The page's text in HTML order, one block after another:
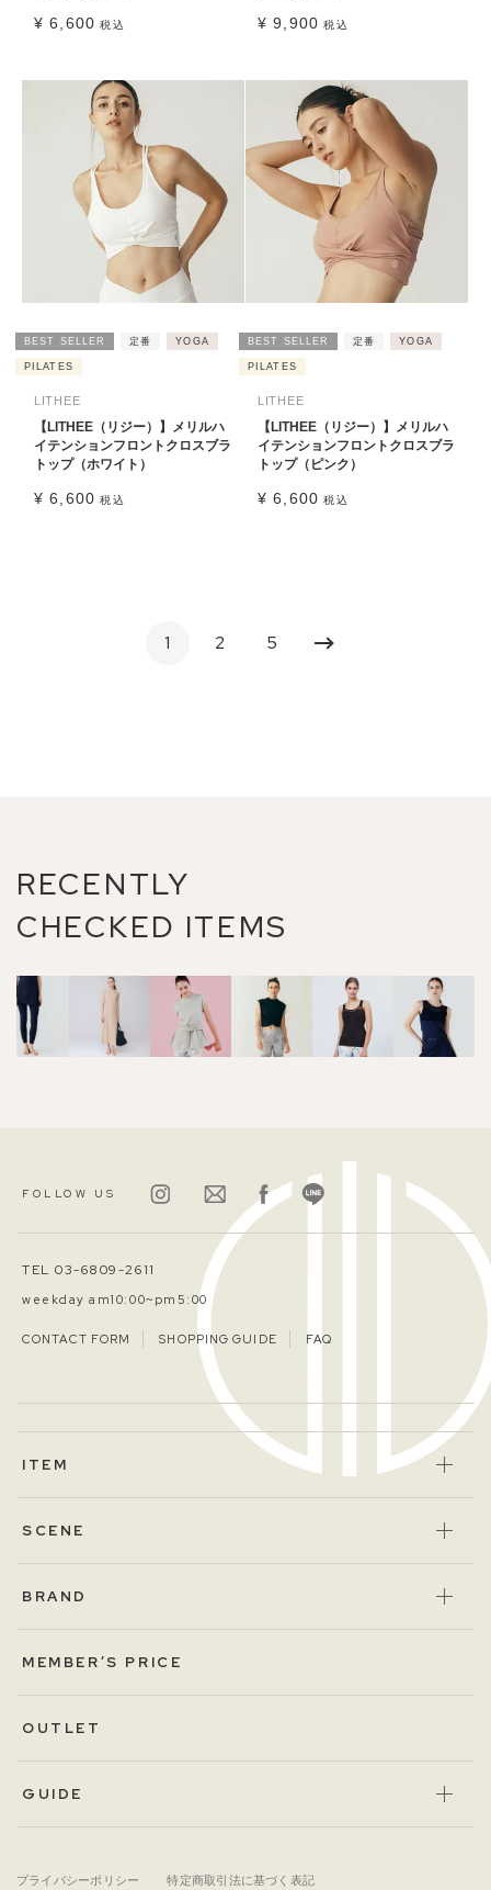
¥ 6,600 税込 ¥ 9,900 税込
BEST SELLER 定番 YOGA
PILATES
LITHEE
【LITHEE（リジー）】メリルハ
イテンションフロントクロスブラ
トップ（ホワイト）
¥ 6,600 税込
BEST SELLER 定番 YOGA
PILATES
LITHEE
【LITHEE（リジー）】メリルハ
イテンションフロントクロスブラ
トップ（ピンク）
¥ 6,600 税込
1 2 5
RECENTLY
CHECKED ITEMS
FOLLOW US
TEL 03-6809-2611
weekday am10:00~pm5:00
CONTACT FORM SHOPPING GUIDE FAQ
ITEM
SCENE
BRAND
MEMBER’S PRICE
OUTLET
GUIDE
プライバシーポリシー 特定商取引法に基づく表記